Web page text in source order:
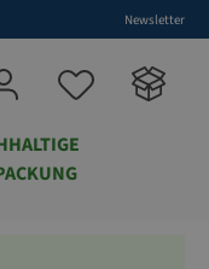
Newsletter